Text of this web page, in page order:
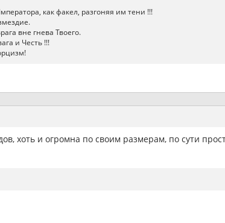
как факел, разгоняя им тени !!!
вне гнева Твоего.
и Честь !!!
хоть и огромна по своим размерам, по сути